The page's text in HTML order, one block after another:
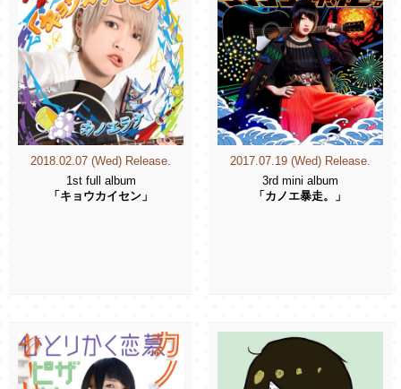
2018.02.07 (Wed) Release.
1st full album
「キョウカイセン」
2017.07.19 (Wed) Release.
3rd mini album
「カノエ暴走。」